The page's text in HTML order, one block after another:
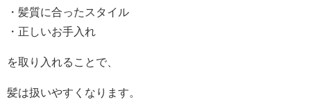
・髪質に合ったスタイル
・正しいお手入れ
を取り入れることで、
髪は扱いやすくなります。